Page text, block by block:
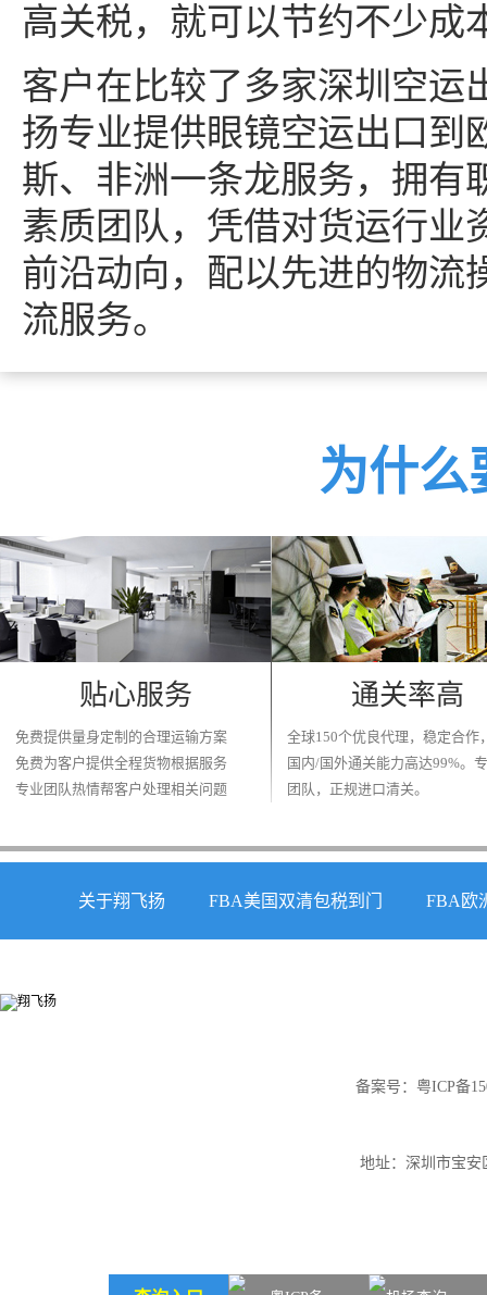
高关税，就可以节约不少成
客户在比较了多家深圳空运
扬专业提供眼镜空运出口到
斯、非洲一条龙服务，拥有
素质团队，凭借对货运行业
前沿动向，配以先进的物流
流服务。
为什么
贴心服务
免费提供量身定制的合理运输方案
免费为客户提供全程货物根据服务
专业团队热情帮客户处理相关问题
通关率高
全球150个优良代理，稳定合作
国内/国外通关能力高达99%。
团队，正规进口清关。
关于翔飞扬 FBA美国双清包税到门 FBA欧
备案号： 粤ICP备
地址：深圳市宝安